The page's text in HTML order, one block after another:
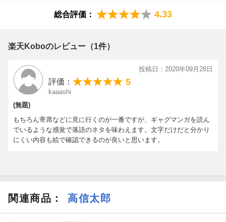
総合評価： 4.33
楽天Koboのレビュー（1件）
投稿日：2020年09月28日
評価： 5
kaaashi
(無題)
もちろん寄席などに見に行くのが一番ですが、ギャグマンガを読ん
でいるような感覚で落語のネタを味わえます。文字だけだと分かり
にくい内容も絵で確認できるのが良いと思います。
関連商品 ： 高信太郎